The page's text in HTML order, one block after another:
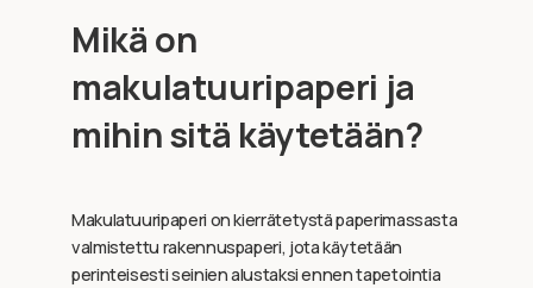
Mikä on
makulatuuripaperi ja
mihin sitä käytetään?
Makulatuuripaperi on kierrätetystä paperimassasta
valmistettu rakennuspaperi, jota käytetään
perinteisesti seinien alustaksi ennen tapetointia